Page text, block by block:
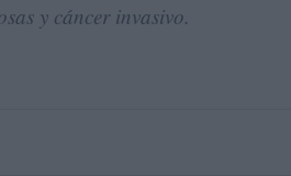
y cáncer invasivo.